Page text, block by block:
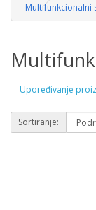
Multifunkcionalni
Upoređivanje
Sortiranje: